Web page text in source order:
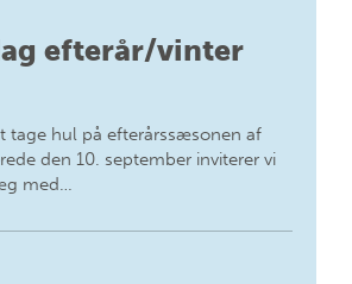
efterår/vinter
tage hul på efterårssæsonen af
den 10. september inviterer vi
med…